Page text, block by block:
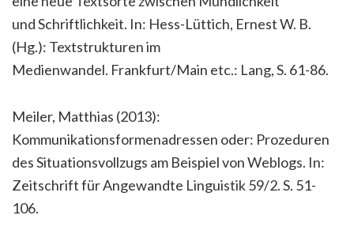
und Schriftlichkeit. In: Hess-Lüttich, Ernest W. B.
(Hg.): Textstrukturen im
Medienwandel. Frankfurt/Main etc.: Lang, S. 61-86.
Meiler, Matthias (2013):
Kommunikationsformenadressen oder: Prozeduren
des Situationsvollzugs am Beispiel von Weblogs. In:
Zeitschrift für Angewandte Linguistik 59/2. S. 51-
106.